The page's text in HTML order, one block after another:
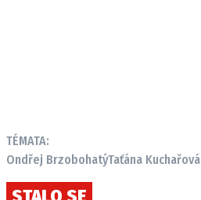
TÉMATA:
Ondřej BrzobohatýTaťána Kuchařová